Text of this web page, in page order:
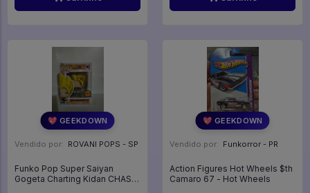
💖 GEEKDOWN
Vendido por: ROVANI POPS - SP
Funko Pop Super Saiyan
Gogeta Charting Kidan CHASE!
💖 GEEKDOWN
Vendido por: Funkorror - PR
Action Figures Hot Wheels $th
Camaro 67 - Hot Wheels